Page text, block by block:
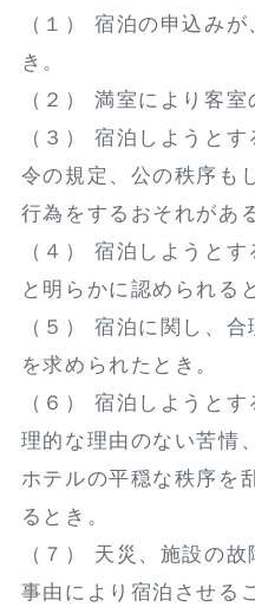
（１） 宿泊の申込み
き。
（２） 満室により客室
（３） 宿泊しようと
令の規定、公の秩序も
行為をするおそれがあ
（４） 宿泊しようと
と明らかに認められる
（５） 宿泊に関し、
を求められたとき。
（６） 宿泊しようと
理的な理由のない苦情
ホテルの平穏な秩序を
るとき。
（７） 天災、施設の
事由により宿泊させる